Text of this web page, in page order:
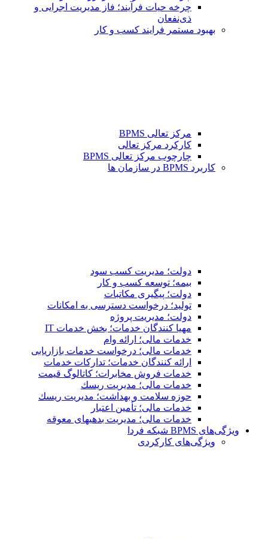
چرخه حیات فرآیند؛ فاز مدیریت اجرایی و
ذی‌نفعان
بهبود مستمر فرایند کسب و کار
مرکز تعالی BPMS
کارکرد مرکز تعالی
چارچوب مرکز تعالی BPMS
کاربرد BPMS در سازمان ها
دولت؛ مدیریت کسب سود
بیمه؛ توسعه کسب و کار
دولت؛ پیگیری مکاتبات
تولید؛ درخواست دسترسی به امكانات
دولت؛ مدیریت پروژه
مهیا کنندگان خدمات؛ بخش خدمات IT
خدمات مالی؛ ارائه وام
خدمات مالی؛ درخواست خدمات بازاریابی
ارائه کنندگان خدمات؛ تدارکات خدمات
خدمات فروش مخابرات؛ کاتالوگ قیمت
خدمات مالی؛ مدیریت ریسك
حوزه سلامت و بهداشت؛ مدیریت ریسك
خدمات مالی؛ تأمین اعتبار
خدمات مالی؛ مدیریت بدهیهاى معوقه
ویژگی‌های BPMS شبکه فردا
ویژگی‌های كاركردی